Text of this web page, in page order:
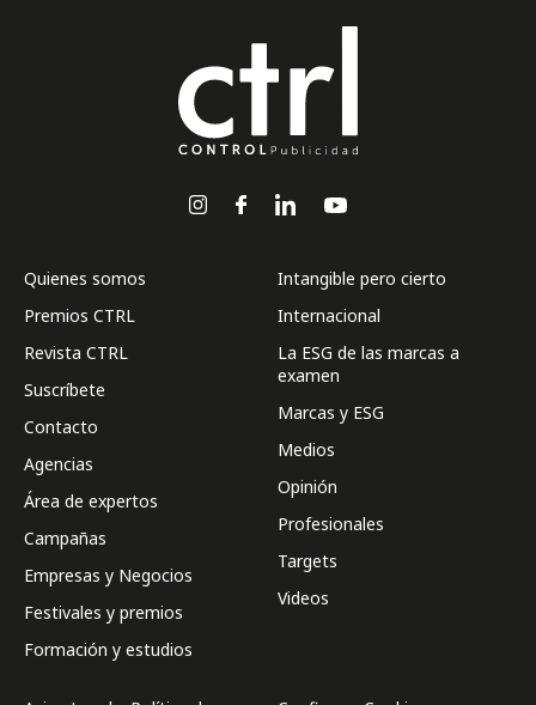
Quienes somos
Premios CTRL
Revista CTRL
Suscríbete
Contacto
Agencias
Área de expertos
Campañas
Empresas y Negocios
Festivales y premios
Formación y estudios
Intangible pero cierto
Internacional
La ESG de las marcas a
examen
Marcas y ESG
Medios
Opinión
Profesionales
Targets
Videos